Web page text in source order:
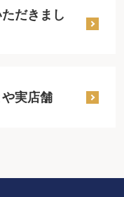
だきまし
実店舗